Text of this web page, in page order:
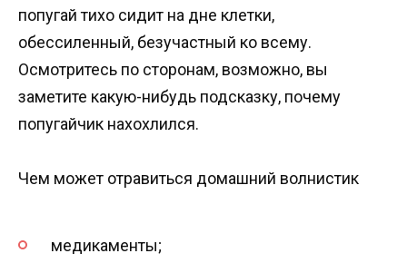
попугай тихо сидит на дне клетки,
обессиленный, безучастный ко всему.
Осмотритесь по сторонам, возможно, вы
заметите какую-нибудь подсказку, почему
попугайчик нахохлился.
Чем может отравиться домашний волнистик
медикаменты;